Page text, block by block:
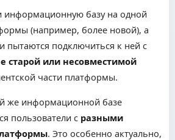
информационную базу на одной
(например, более новой), а
пытаются подключиться к ней с
старой или несовместимой
части платформы.
же информационной базе
пользователи с разными
. Это особенно актуально,